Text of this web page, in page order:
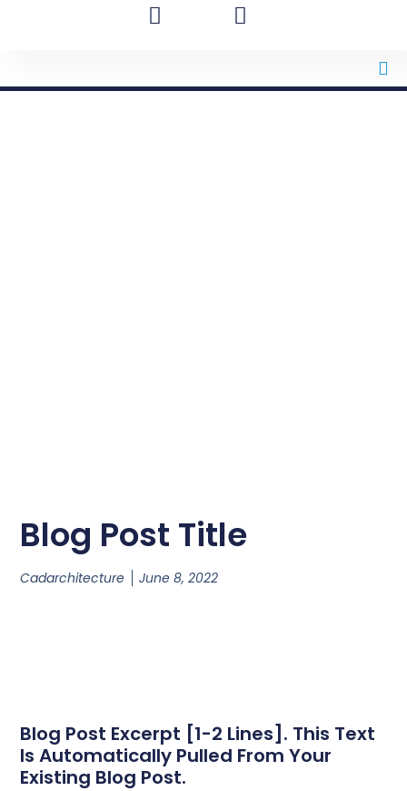
Blog Post Title
Cadarchitecture June 8, 2022
Blog Post Excerpt [1-2 Lines]. This Text
Is Automatically Pulled From Your
Existing Blog Post.